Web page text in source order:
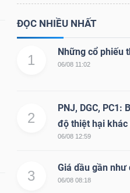
ĐỌC NHIỀU NHẤT
1
Những cổ phiếu
06/08 11:02
2
PNJ, DGC, PC1:
độ thiệt hại khác
06/08 12:59
3
Giá dầu gần như
06/08 08:18